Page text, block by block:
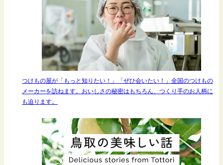
つけもの屋が「もっと知りたい！」「ぜひ会いたい！」全国のつけもの
メーカーを訪ねます。おいしさの秘密はもちろん、つくり手のお人柄に
も迫ります。